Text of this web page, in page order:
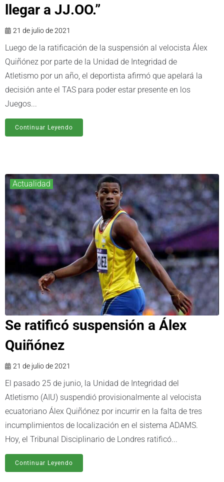
llegar a JJ.OO.”
21 de julio de 2021
Luego de la ratificación de la suspensión al velocista Álex
Quiñónez por parte de la Unidad de Integridad de
Atletismo por un año, el deportista afirmó que apelará la
decisión ante el TAS para poder estar presente en los
Juegos...
Continuar Leyendo
Actualidad
Se ratificó suspensión a Álex
Quiñónez
21 de julio de 2021
El pasado 25 de junio, la Unidad de Integridad del
Atletismo (AIU) suspendió provisionalmente al velocista
ecuatoriano Álex Quiñónez por incurrir en la falta de tres
incumplimientos de localización en el sistema ADAMS.
Hoy, el Tribunal Disciplinario de Londres ratificó...
Continuar Leyendo